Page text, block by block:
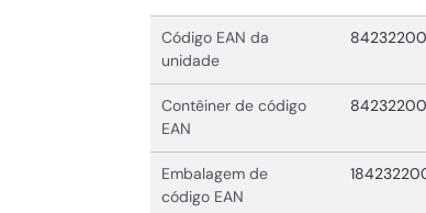
Código EAN da
unidade
Contêiner de código
EAN
Embalagem de
código EAN